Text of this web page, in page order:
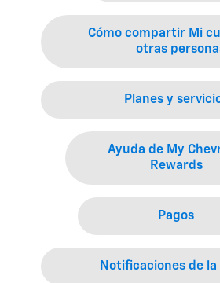
Cómo compartir Mi
otras
Planes y
Ayuda de My
Rewards
Pagos
Notificaciones de